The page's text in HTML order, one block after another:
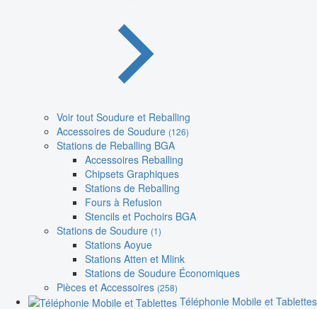
Voir tout Soudure et Reballing
Accessoires de Soudure (126)
Stations de Reballing BGA
Accessoires Reballing
Chipsets Graphiques
Stations de Reballing
Fours à Refusion
Stencils et Pochoirs BGA
Stations de Soudure (1)
Stations Aoyue
Stations Atten et Mlink
Stations de Soudure Économiques
Pièces et Accessoires (258)
Téléphonie Mobile et Tablettes